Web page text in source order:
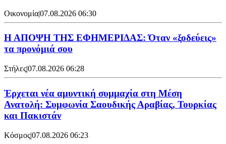
Οικονομία|07.08.2026 06:30
Η ΑΠΟΨΗ ΤΗΣ ΕΦΗΜΕΡΙΔΑΣ: Όταν «ξοδεύεις»
τα προνόμιά σου
Στήλες|07.08.2026 06:28
Έρχεται νέα αμυντική συμμαχία στη Μέση
Ανατολή: Συμφωνία Σαουδικής Αραβίας, Τουρκίας
και Πακιστάν
Κόσμος|07.08.2026 06:23